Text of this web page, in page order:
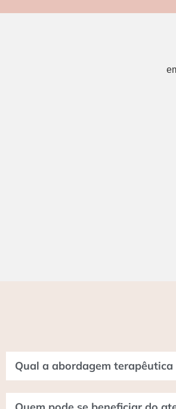
Qual a abordagem